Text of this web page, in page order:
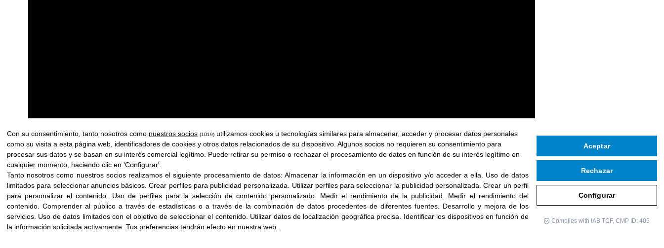
Con su consentimiento, tanto nosotros como nuestros socios (1019) utilizamos cookies u tecnologías similares para almacenar, acceder y procesar datos personales
como su visita a esta página web, identificadores de cookies y otros datos relacionados de su dispositivo. Algunos socios no requieren su consentimiento para
procesar sus datos y se basan en su interés comercial legítimo. Puede retirar su permiso o rechazar el procesamiento de datos en función de su interés legítimo en
cualquier momento, haciendo clic en 'Configurar'.
Tanto nosotros como nuestros socios realizamos el siguiente procesamiento de datos:Almacenar la información en un dispositivo y/o acceder a ella
Uso de datos
limitados para seleccionar anuncios básicos .Crear perfiles para publicidad personalizada Utilizar perfiles para seleccionar la publicidad personalizada .Crear un perfil
para personalizar el contenido
Uso de perfiles para la selección de contenido personalizado. Medir el rendimiento de la publicidad
Medir el rendimiento del
contenido
Comprender al público a través de estadísticas o a través de la combinación de datos procedentes de diferentes fuentes. Desarrollo y mejora de los
servicios Uso de datos limitados con el objetivo de seleccionar el contenido. Utilizar datos de localización geográfica precisa
Identificar los dispositivos en función de
la información solicitada activamente Tus preferencias tendrán efecto en nuestra web.
Configurar
Rechazar
Aceptar
Complies with IAB TCF, CMP ID: 405